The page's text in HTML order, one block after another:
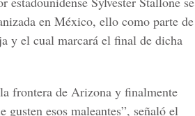
en México, ello como parte de
y el cual marcará el final de dicha
frontera de Arizona y finalmente
esos maleantes”, señaló el